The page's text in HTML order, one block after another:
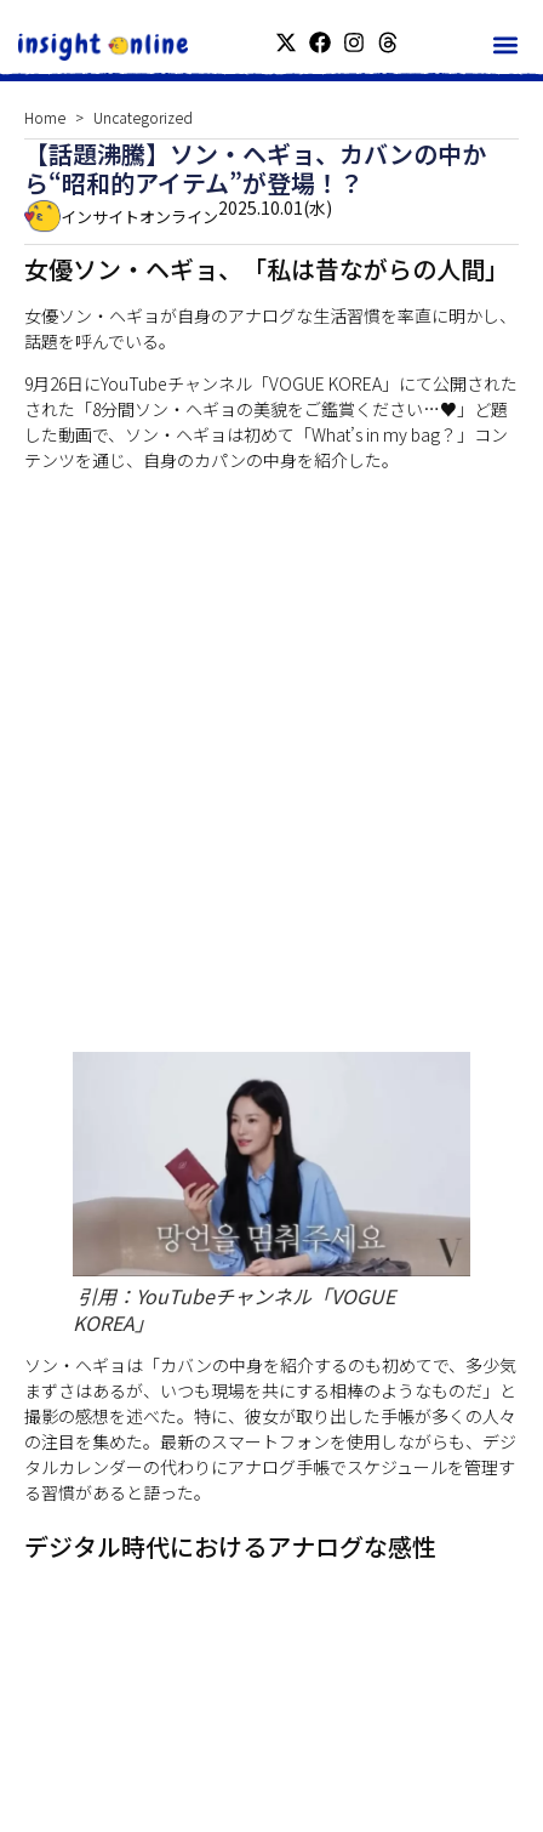
Home Uncategorized
【話題沸騰】ソン・ヘギョ、カバンの中か
ら“昭和的アイテム”が登場！？
インサイトオンライン2025.10.01(水)
女優ソン・ヘギョ、「私は昔ながらの人間」
女優ソン・ヘギョが自身のアナログな生活習慣を率直に明かし、
話題を呼んでいる。
9月26日にYouTubeチャンネル「VOGUE KOREA」にて公開された
された「8分間ソン・ヘギョの美貌をご鑑賞ください…♥」ど題
した動画で、ソン・ヘギョは初めて「What’s in my bag？」コン
テンツを通じ、自身のカパンの中身を紹介した。
引用：YouTubeチャンネル「VOGUE
KOREA」
ソン・ヘギョは「カバンの中身を紹介するのも初めてで、多少気
まずさはあるが、いつも現場を共にする相棒のようなものだ」と
撮影の感想を述べた。特に、彼女が取り出した手帳が多くの人々
の注目を集めた。最新のスマートフォンを使用しながらも、デジ
タルカレンダーの代わりにアナログ手帳でスケジュールを管理す
る習慣があると語った。
デジタル時代におけるアナログな感性